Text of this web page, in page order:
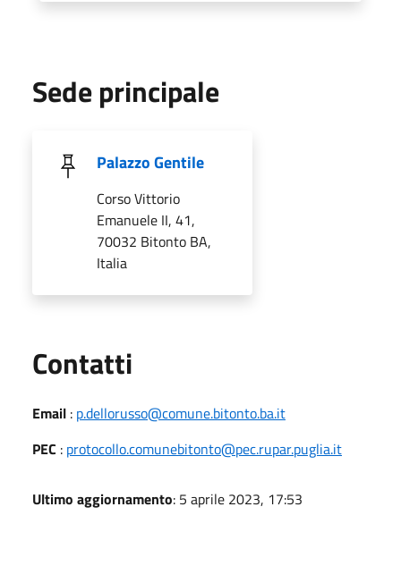
Sede principale
Palazzo Gentile
Corso Vittorio
Emanuele II, 41,
70032 Bitonto BA,
Italia
Contatti
Email : p.dellorusso@comune.bitonto.ba.it
PEC : protocollo.comunebitonto@pec.rupar.puglia.it
Ultimo aggiornamento: 5 aprile 2023, 17:53